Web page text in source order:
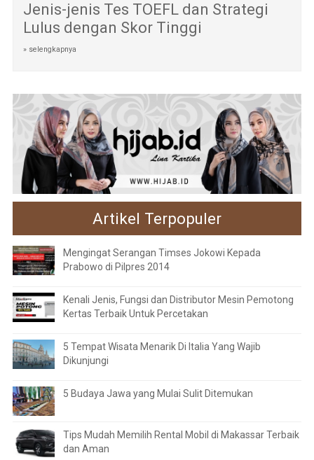
Jenis-jenis Tes TOEFL dan Strategi
Lulus dengan Skor Tinggi
» selengkapnya
Artikel Terpopuler
Mengingat Serangan Timses Jokowi Kepada
Prabowo di Pilpres 2014
Kenali Jenis, Fungsi dan Distributor Mesin Pemotong
Kertas Terbaik Untuk Percetakan
5 Tempat Wisata Menarik Di Italia Yang Wajib
Dikunjungi
5 Budaya Jawa yang Mulai Sulit Ditemukan
Tips Mudah Memilih Rental Mobil di Makassar Terbaik
dan Aman